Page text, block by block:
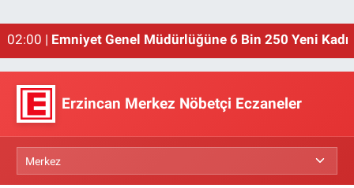
02:00 | Emniyet Genel Müdürlüğüne 6 Bin 250 Yeni
Erzincan Merkez Nöbetçi Eczaneler